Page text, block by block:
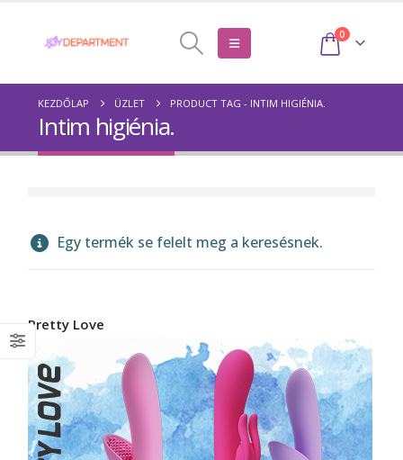
0
KEZDŐLAP ÜZLET PRODUCT TAG - INTIM HIGIÉNIA.
Intim higiénia.
Egy termék se felelt meg a keresésnek.
Pretty Love